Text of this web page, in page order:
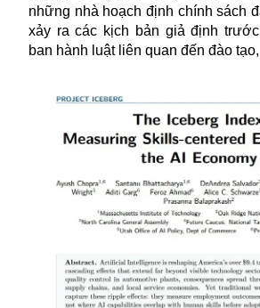
những nhà hoạch định chính sách
xảy ra các kịch bản giả định
ban hành luật liên quan đến đào